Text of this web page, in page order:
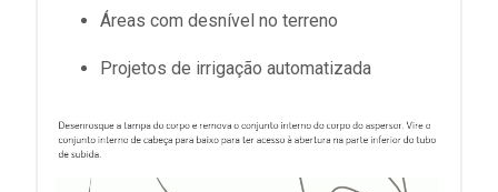
Áreas com desnível no terreno
Projetos de irrigação automatizada